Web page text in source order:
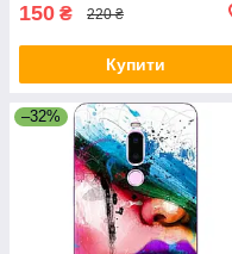
150 ₴ 220 ₴
Купити
–32%